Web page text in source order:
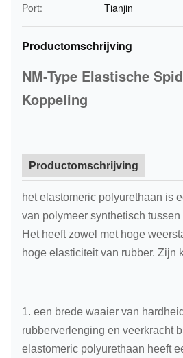
Port:
Tianjin
Productomschrijving
NM-Type Elastische
Koppeling
Productomschrijving
het elastomeric polyurethaan is
van polymeer synthetisch
Het heeft zowel met hoge
hoge elasticiteit van rubber. Zijn
1. een brede waaier van
rubberverlenging en veerkracht
elastomeric polyurethaan heeft